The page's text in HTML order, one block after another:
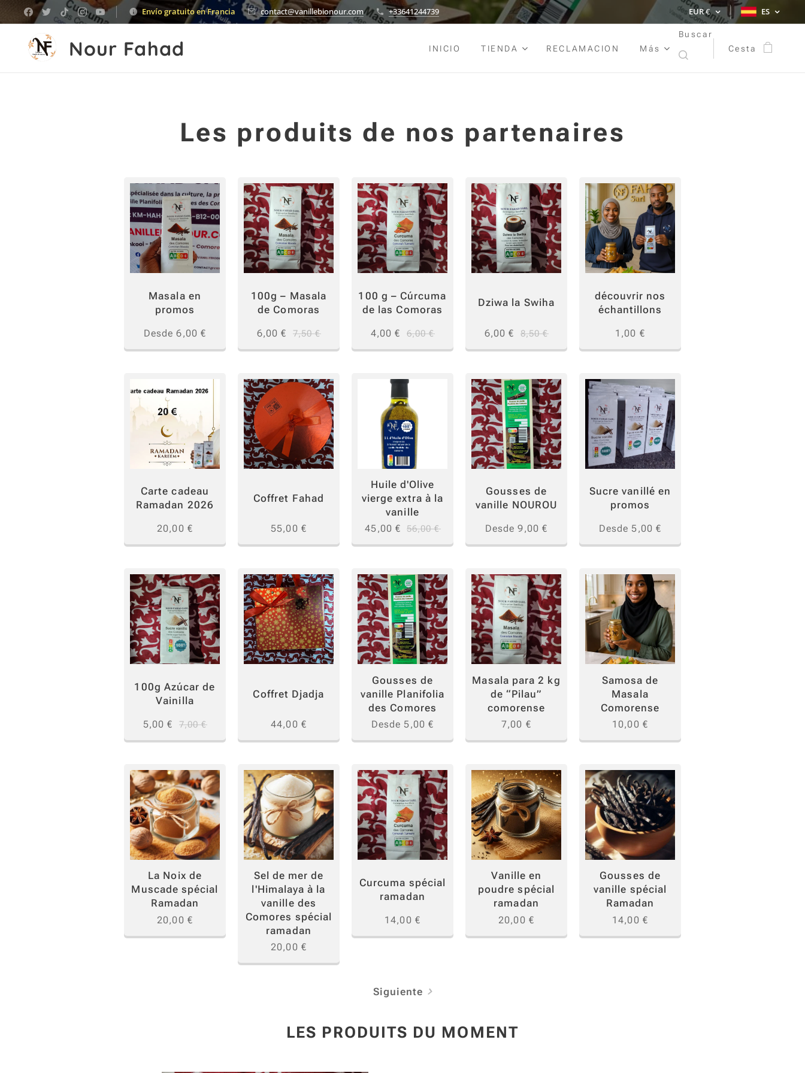
Envío gratuito en Francia contact@vanillebionour.com +33641244739 EUR€ ES
Nour Fahad INICIO TIENDA RECLAMACION Más
Buscar
Cesta
Les produits de nos partenaires
Masala en
promos
Desde6,00 €
100g – Masala
de Comoras
6,00 € 7,50€
100 g – Cúrcuma
de las Comoras
4,00 € 6,00€
Dziwa la Swiha
6,00 € 8,50€
découvrir nos
échantillons
1,00 €
Carte cadeau
Ramadan 2026
20,00 €
Coffret Fahad
55,00 €
Huile d'Olive
vierge extra à la
vanille
45,00 € 56,00€
Gousses de
vanille NOUROU
Desde9,00 €
Sucre vanillé en
promos
Desde 5,00 €
100g Azúcar de
Vainilla
5,00 € 7,00€
Coffret Djadja
44,00 €
Gousses de
vanille Planifolia
des Comores
Desde 5,00 €
Masala para 2 kg
de “Pilau”
comorense
7,00 €
Samosa de
Masala
Comorense
10,00 €
La Noix de
Muscade spécial
Ramadan
20,00 €
Sel de mer de
l'Himalaya à la
vanille des
Comores spécial
ramadan
20,00 €
Curcuma spécial
ramadan
14,00 €
Vanille en
poudre spécial
ramadan
20,00 €
Gousses de
vanille spécial
Ramadan
14,00 €
Siguiente
LES PRODUITS DU MOMENT